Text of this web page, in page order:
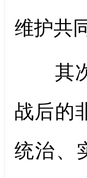
维护共
其次
战后的
统治、